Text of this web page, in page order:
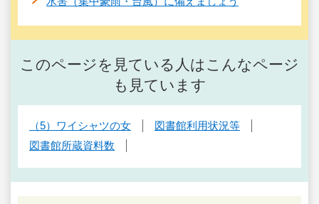
このページを見ている人はこんなページ
も見ています
（5）ワイシャツの女
図書館利用状況等
図書館所蔵資料数